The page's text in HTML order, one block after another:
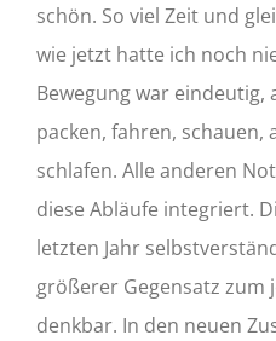
schön. So viel Zeit und
wie jetzt hatte ich noch
Bewegung war
packen, fahren, schauen,
schlafen. Alle anderen
diese Abläufe integriert.
letzten Jahr
größerer Gegensatz zum
denkbar. In den neuen